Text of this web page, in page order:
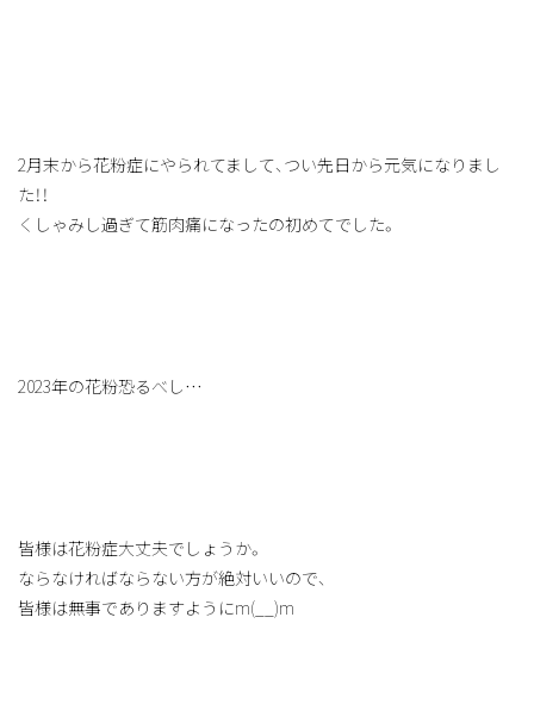
2月末から花粉症にやられてまして、つい先日から元気になりまし
た！！
くしゃみし過ぎて筋肉痛になったの初めてでした。
2023年の花粉恐るべし…
皆様は花粉症大丈夫でしょうか。
ならなければならない方が絶対いいので、
皆様は無事でありますようにm(__)m